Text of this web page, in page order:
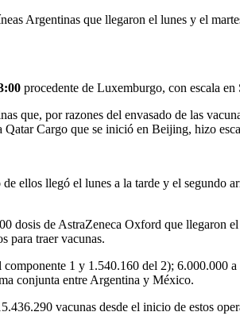
Argentinas que llegaron el lunes y el
procedente de Luxemburgo, con escala
que, por razones del envasado de las
Cargo que se inició en Beijing, hizo
ellos llegó el lunes a la tarde y el segundo
dosis de AstraZeneca Oxford que
para traer vacunas.
1 y 1.540.160 del 2); 6.000.000
conjunta entre Argentina y México.
vacunas desde el inicio de estos